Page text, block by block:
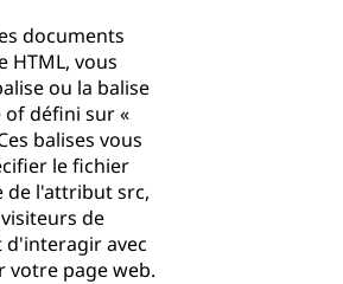
documents
HTML, vous
ou la balise
défini sur «
balises vous
le fichier
de l'attribut src,
de
d'interagir avec
votre page web.